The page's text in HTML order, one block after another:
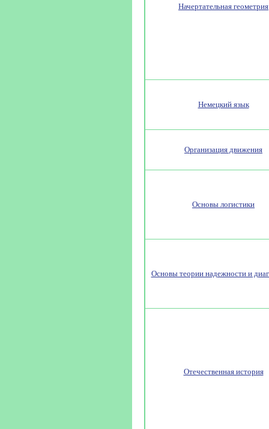
Начертательная геометрия
Немецкий язык
Организация движения
Основы логистики
Основы теории надежности и
Отечественная история